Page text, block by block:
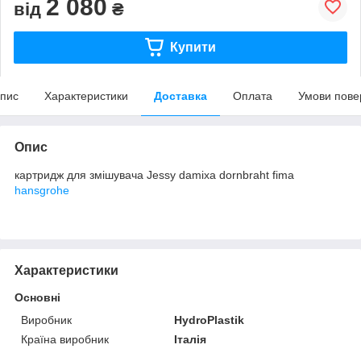
від 2 080 ₴
Купити
Характеристики Доставка Оплата Умови
Опис
картридж для змішувача Jessy damixa dornbraht fima
hansgrohe
Характеристики
Основні
Виробник
HydroPlastik
Країна виробник
Італія